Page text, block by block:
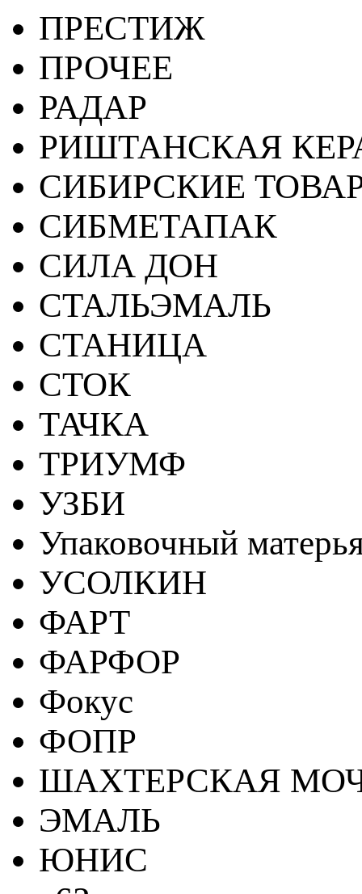
ПРЕСТИЖ
ПРОЧЕЕ
РАДАР
РИШТАНСКАЯ
СИБИРСКИЕ
СИБМЕТАПАК
СИЛА ДОН
СТАЛЬЭМАЛЬ
СТАНИЦА
СТОК
ТАЧКА
ТРИУМФ
УЗБИ
Упаковочный
УСОЛКИН
ФАРТ
ФАРФОР
Фокус
ФОПР
ШАХТЕРСКАЯ
ЭМАЛЬ
ЮНИС